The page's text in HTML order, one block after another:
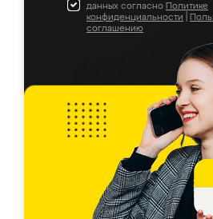
данных согласно Политике
конфиденциальности
соглашению